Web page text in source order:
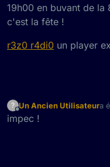
19h00 en buvant de la
c'est la fête !
r3z0 r4di0 un player
?
Hors-ligne
Un Ancien Utilisateura
impec !